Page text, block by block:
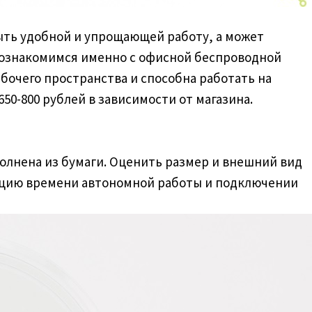
удобной и упрощающей работу, а может
именно с офисной беспроводной
пространства и способна работать на
800 рублей в зависимости от магазина.
из бумаги. Оценить размер и внешний вид
времени автономной работы и подключении